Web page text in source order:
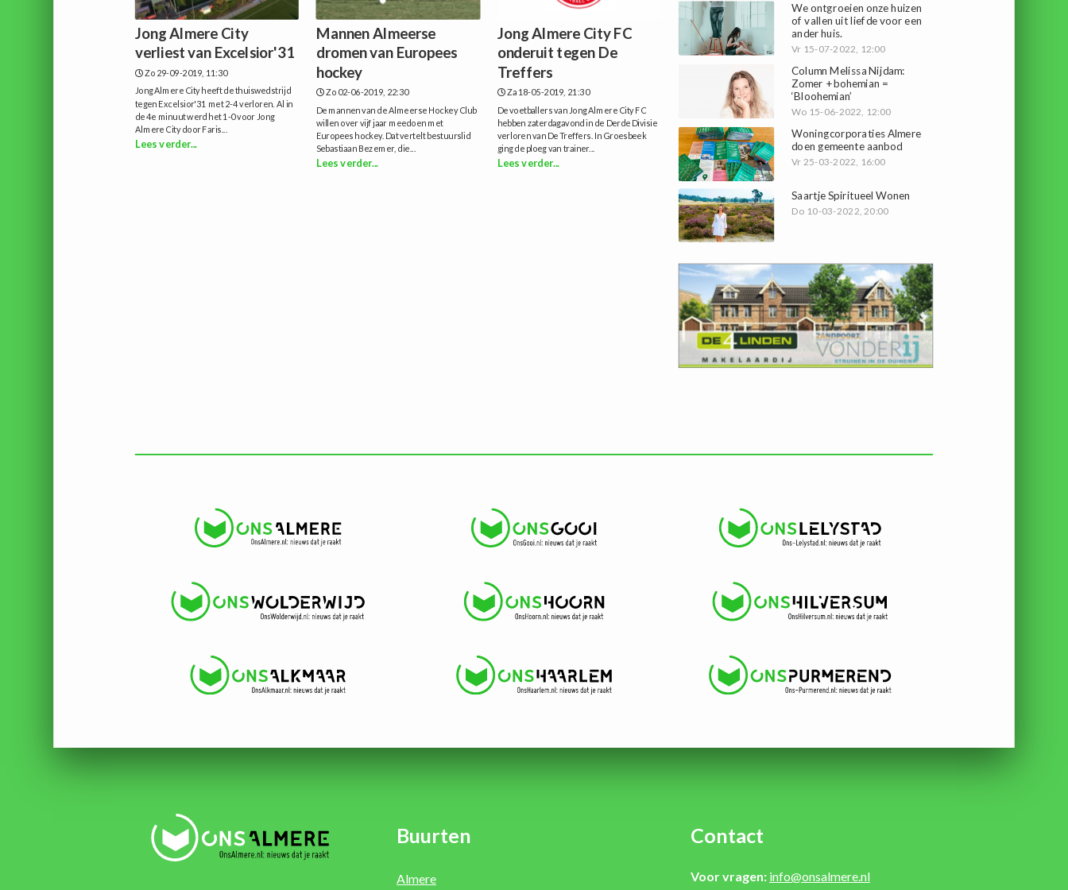
Jong Almere City
verliest van Excelsior'31
Zo 29-09-2019, 11:30
Jong Almere City heeft de thuiswedstrijd
tegen Excelsior'31 met 2-4 verloren. Al in
de 4e minuut werd het 1-0 voor Jong
Almere City door Faris...
Lees verder...
Mannen Almeerse
dromen van Europees
hockey
Zo 02-06-2019, 22:30
De mannen van de Almeerse Hockey Club
willen over vijf jaar meedoen met
Europees hockey. Dat vertelt bestuurslid
Sebastiaan Bezemer, die...
Lees verder...
Jong Almere City FC
onderuit tegen De
Treffers
Za 18-05-2019, 21:30
De voetballers van Jong Almere City FC
hebben zaterdagavond in de Derde Divisie
verloren van De Treffers. In Groesbeek
ging de ploeg van trainer...
Lees verder...
We ontgroeien onze huizen
of vallen uit liefde voor een
ander huis.
Vr 15-07-2022, 12:00
Column Melissa Nijdam:
Zomer + bohemian =
‘Bloohemian’
Wo 15-06-2022, 12:00
Woningcorporaties Almere
doen gemeente aanbod
Vr 25-03-2022, 16:00
Saartje Spiritueel Wonen
Do 10-03-2022, 20:00
Buurten
Almere
Contact
Voor vragen: info@onsalmere.nl